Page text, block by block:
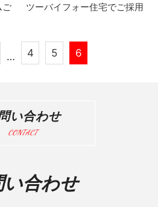
ご
ツーバイフォー住宅でご採用
… 4 5 6
い合わせ
CONTACT
い合わせ